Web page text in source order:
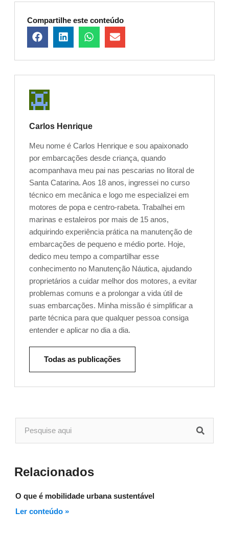
Compartilhe este conteúdo
Carlos Henrique
Meu nome é Carlos Henrique e sou apaixonado
por embarcações desde criança, quando
acompanhava meu pai nas pescarias no litoral de
Santa Catarina. Aos 18 anos, ingressei no curso
técnico em mecânica e logo me especializei em
motores de popa e centro-rabeta. Trabalhei em
marinas e estaleiros por mais de 15 anos,
adquirindo experiência prática na manutenção de
embarcações de pequeno e médio porte. Hoje,
dedico meu tempo a compartilhar esse
conhecimento no Manutenção Náutica, ajudando
proprietários a cuidar melhor dos motores, a evitar
problemas comuns e a prolongar a vida útil de
suas embarcações. Minha missão é simplificar a
parte técnica para que qualquer pessoa consiga
entender e aplicar no dia a dia.
Todas as publicações
Relacionados
O que é mobilidade urbana sustentável
Ler conteúdo »